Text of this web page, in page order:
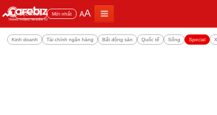
Đọc nhiều Mới nhất AA
Kinh doanh Tài chính ngân hàng Bất động sản Quốc tế Sống Special